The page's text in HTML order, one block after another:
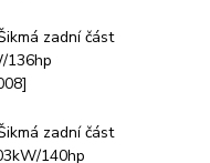
zadní část
136hp
zadní část
140hp